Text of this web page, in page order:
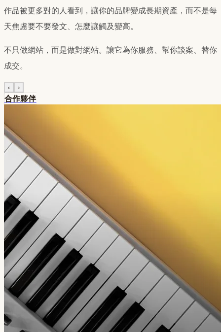
作品被更多對的人看到，讓你的品牌變成長期資產，而不是每
天焦慮要不要發文、怎麼讓觸及變高。
不只做網站，而是做對網站。讓它為你服務、幫你談案、替你
成交。
‹ ›
合作夥伴